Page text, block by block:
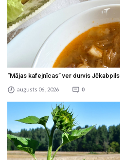
“Mājas kafejnīcas” ver durvis
augusts 06 , 2026 0